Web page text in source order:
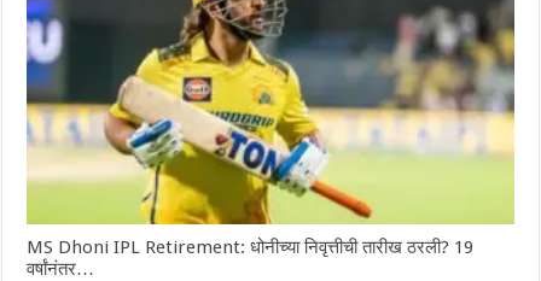
MS Dhoni IPL Retirement: धोनीच्या निवृत्तीची तारीख ठरली? 19
वर्षांनंतर…